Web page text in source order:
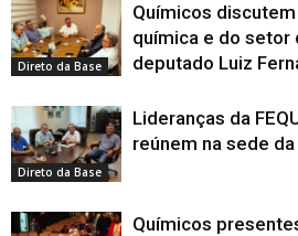
Direto da Base
Químicos
química e do
deputado Luiz
Direto da Base
Lideranças da
reúnem na sede
Químicos